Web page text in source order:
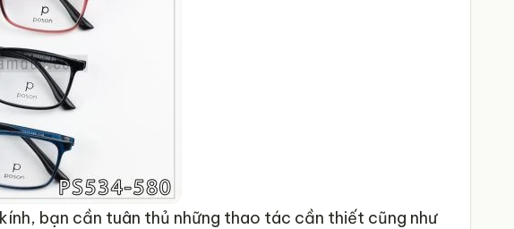
bạn cần tuân thủ những thao tác cần thiết cũng như